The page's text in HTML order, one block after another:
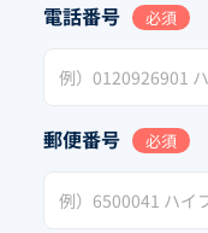
電話番号 必須
郵便番号 必須